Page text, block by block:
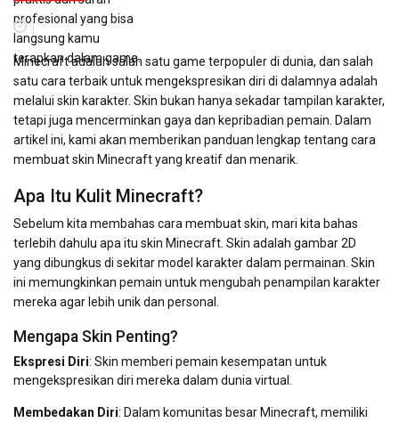
profesional yang bisa
langsung kamu
terapkan dalam game.
Minecraft adalah salah satu game terpopuler di dunia, dan salah
satu cara terbaik untuk mengekspresikan diri di dalamnya adalah
melalui skin karakter. Skin bukan hanya sekadar tampilan karakter,
tetapi juga mencerminkan gaya dan kepribadian pemain. Dalam
artikel ini, kami akan memberikan panduan lengkap tentang cara
membuat skin Minecraft yang kreatif dan menarik.
Apa Itu Kulit Minecraft?
Sebelum kita membahas cara membuat skin, mari kita bahas
terlebih dahulu apa itu skin Minecraft. Skin adalah gambar 2D
yang dibungkus di sekitar model karakter dalam permainan. Skin
ini memungkinkan pemain untuk mengubah penampilan karakter
mereka agar lebih unik dan personal.
Mengapa Skin Penting?
Ekspresi Diri: Skin memberi pemain kesempatan untuk
mengekspresikan diri mereka dalam dunia virtual.
Membedakan Diri: Dalam komunitas besar Minecraft, memiliki